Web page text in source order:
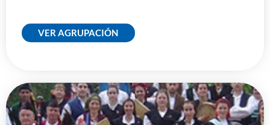
VER AGRUPACIÓN